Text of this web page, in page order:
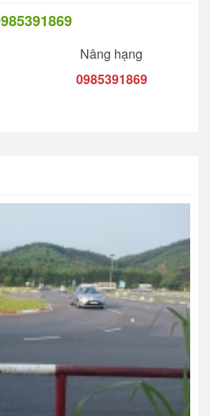
Nâng hạng
0985391869